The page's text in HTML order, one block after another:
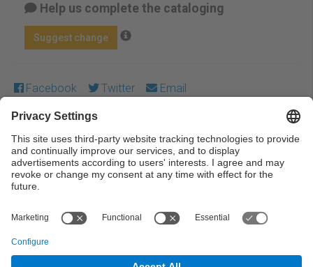
Help us complete the cataloging
Suggest change
Facebook Twitter Email
Except where otherwise noted, content on this work is
licensed under a Creative Commons license:Attribution-
NonCommercial-NoDerivs 4.0 Generic